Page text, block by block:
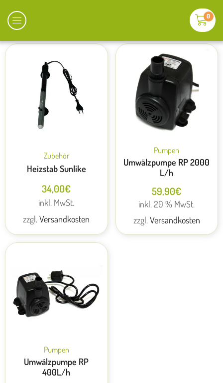
0
Zubehör
Heizstab Sunlike
34,00€
inkl. MwSt.
zzgl.Versandkosten
Pumpen
Umwälzpumpe RP 2000
L/h
59,90€
inkl. 20 % MwSt.
zzgl. Versandkosten
Pumpen
Umwälzpumpe RP
400L/h